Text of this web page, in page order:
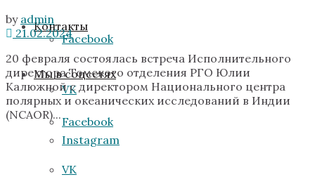
Facebook
VK
Instagram
Контакты
Мы в соцсетях
Facebook
VK
by admin
21.02.2024
20 февраля состоялась встреча Исполнительного
директора Томского отделения РГО Юлии
Калюжной с директором Национального центра
полярных и океанических исследований в Индии
(NCAOR)...